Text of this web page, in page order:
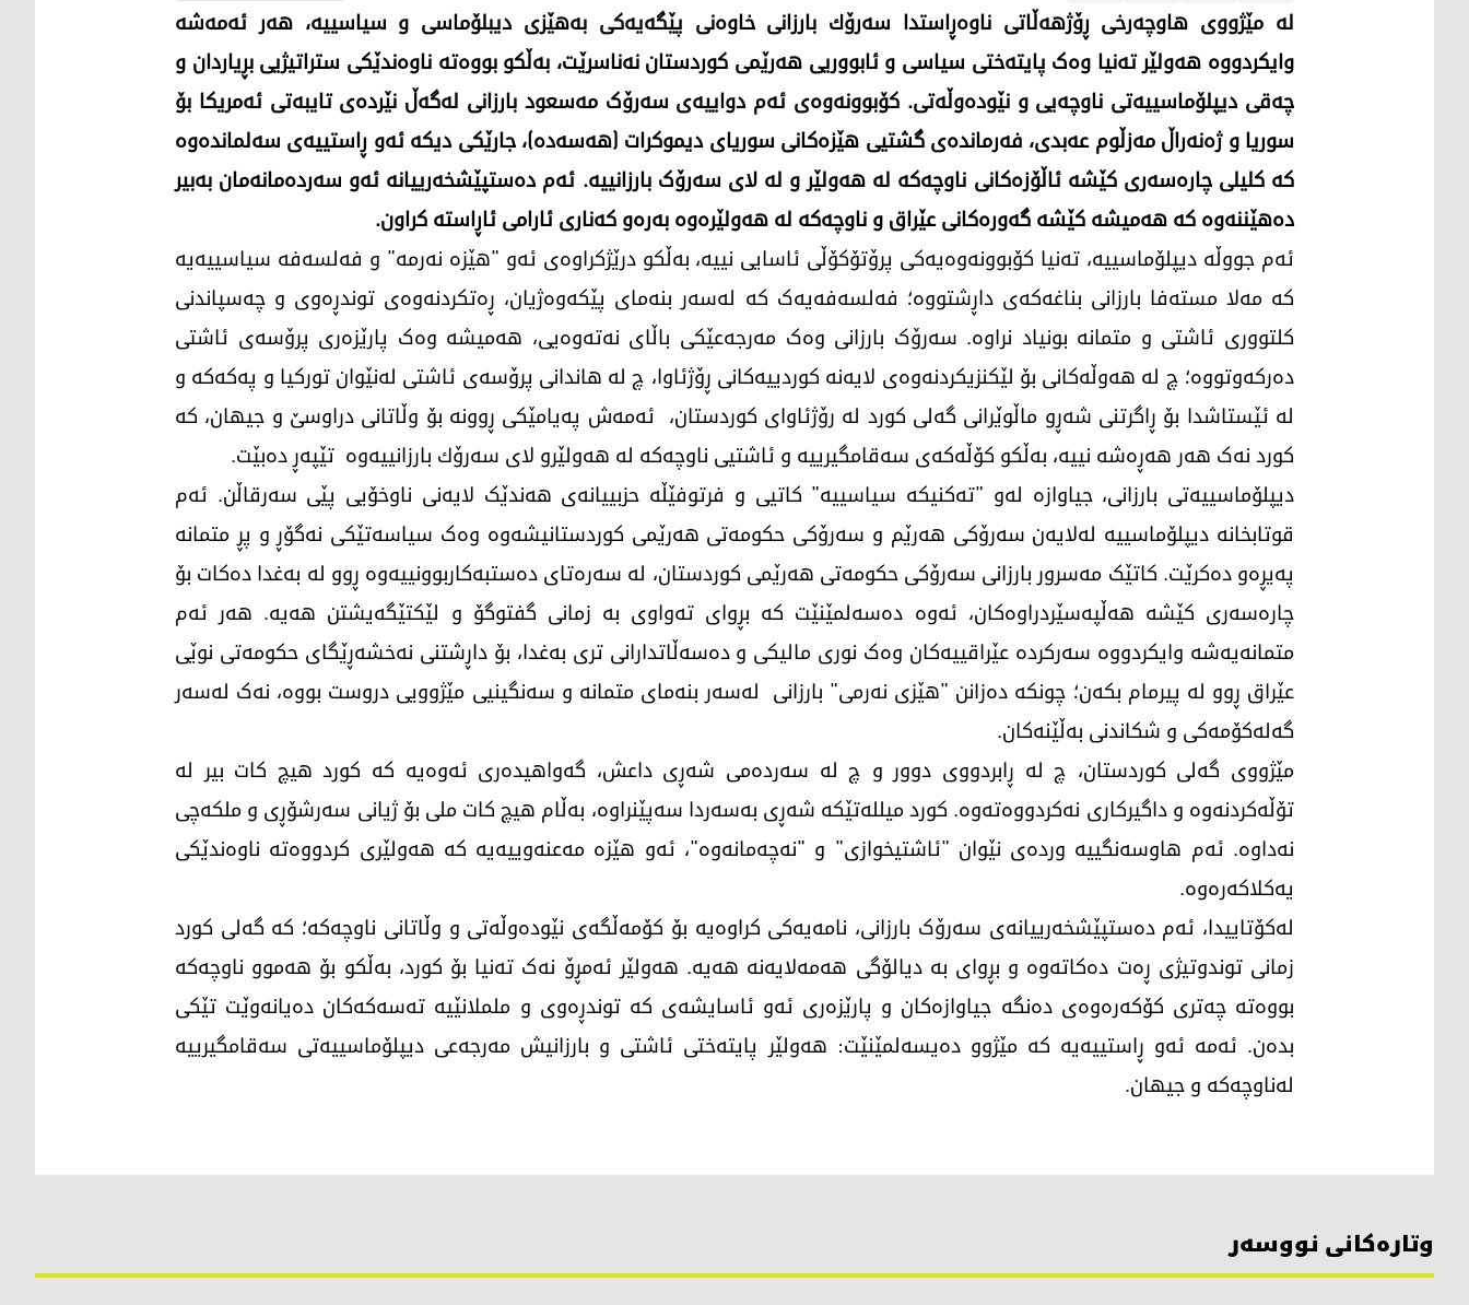
لە مێژووی هاوچەرخی ڕۆژهەڵاتی ناوەڕاستدا سەرۆك بارزانی خاوەنی پێگەیەكی بەهێزی دیبلۆماسی و سیاسییە، هەر ئەمەشە
وایكردووە هەولێر تەنیا وەک پایتەختی سیاسی و ئابووریی هەرێمی کوردستان نەناسرێت، بەڵکو بووەتە ناوەندێکی ستراتیژیی بڕیاردان و
چەقی دیپلۆماسییەتی ناوچەیی و نێودەوڵەتی. کۆبوونەوەی ئەم دواییەی سەرۆک مەسعود بارزانی لەگەڵ نێردەی تایبەتی ئەمریکا بۆ
سوریا و ژەنەراڵ مەزڵوم عەبدی، فەرماندەی گشتیی هێزەکانی سوریای دیموکرات (هەسەدە)، جارێکی دیکە ئەو ڕاستییەی سەلماندەوە
کە کلیلی چارەسەری کێشە ئاڵۆزەکانی ناوچەکە لە هەولێر و لە لای سەرۆک بارزانییە. ئەم دەستپێشخەرییانە ئەو سەردەمانەمان بەبیر
دەهێننەوە کە هەمیشە کێشە گەورەکانی عێراق و ناوچەکە لە هەولێرەوە بەرەو کەناری ئارامی ئاڕاستە کراون.
ئەم جووڵە دیپلۆماسییە، تەنیا کۆبوونەوەیەکی پرۆتۆکۆڵی ئاسایی نییە، بەڵکو درێژکراوەی ئەو "هێزە نەرمە" و فەلسەفە سیاسییەیە
کە مەلا مستەفا بارزانی بناغەکەی داڕشتووە؛ فەلسەفەیەک کە لەسەر بنەمای پێکەوەژیان، ڕەتکردنەوەی توندڕەوی و چەسپاندنی
کلتووری ئاشتی و متمانە بونیاد نراوە. سەرۆک بارزانی وەک مەرجەعێکی باڵای نەتەوەیی، هەمیشە وەک پارێزەری پرۆسەی ئاشتی
دەرکەوتووە؛ چ لە هەوڵەکانی بۆ لێکنزیکردنەوەی لایەنە کوردییەکانی ڕۆژئاوا، چ لە هاندانی پرۆسەی ئاشتی لەنێوان تورکیا و پەکەکە و
لە ئێستاشدا بۆ ڕاگرتنی شەڕو ماڵوێرانی گەلی كورد لە رۆژئاوای كوردستان، ئەمەش پەیامێکی ڕوونە بۆ وڵاتانی دراوسێ و جیهان، کە
کورد نەک هەر هەڕەشە نییە، بەڵکو کۆڵەکەی سەقامگیرییە و ئاشتیی ناوچەکە لە هەولێرو لای سەرۆك بارزانییەوە تێپەڕ دەبێت.
دیپلۆماسییەتی بارزانی، جیاوازە لەو "تەکنیکە سیاسییە" کاتیی و فرتوفێڵە حزبییانەی هەندێک لایەنی ناوخۆیی پێی سەرقاڵن. ئەم
قوتابخانە دیپلۆماسییە لەلایەن سەرۆکی هەرێم و سەرۆکی حکومەتی هەرێمی کوردستانیشەوە وەک سیاسەتێکی نەگۆڕ و پڕ متمانە
پەیڕەو دەکرێت. کاتێک مەسرور بارزانی سەرۆکی حکومەتی هەرێمی کوردستان، لە سەرەتای دەستبەکاربوونییەوە ڕوو لە بەغدا دەکات بۆ
چارەسەری کێشە هەڵپەسێردراوەکان، ئەوە دەسەلمێنێت کە بڕوای تەواوی بە زمانی گفتوگۆ و لێکتێگەیشتن هەیە. هەر ئەم
متمانەیەشە وایکردووە سەرکردە عێراقییەکان وەک نوری مالیکی و دەسەڵاتدارانی تری بەغدا، بۆ داڕشتنی نەخشەڕێگای حکومەتی نوێی
عێراق ڕوو لە پیرمام بکەن؛ چونکە دەزانن "هێزی نەرمی" بارزانی لەسەر بنەمای متمانە و سەنگینیی مێژوویی دروست بووە، نەک لەسەر
گەلەکۆمەکی و شکاندنی بەڵێنەکان.
مێژووی گەلی کوردستان، چ لە ڕابردووی دوور و چ لە سەردەمی شەڕی داعش، گەواهیدەری ئەوەیە کە کورد هیچ کات بیر لە
تۆڵەکردنەوە و داگیرکاری نەکردووەتەوە. کورد میللەتێکە شەڕی بەسەردا سەپێنراوە، بەڵام هیچ کات ملی بۆ ژیانی سەرشۆڕی و ملکەچی
نەداوە. ئەم هاوسەنگییە وردەی نێوان "ئاشتیخوازی" و "نەچەمانەوە"، ئەو هێزە مەعنەوییەیە کە هەولێری کردووەتە ناوەندێکی
یەکلاکەرەوە.
لەکۆتاییدا، ئەم دەستپێشخەرییانەی سەرۆک بارزانی، نامەیەکی کراوەیە بۆ کۆمەڵگەی نێودەوڵەتی و وڵاتانی ناوچەکە؛ کە گەلی کورد
زمانی توندوتیژی ڕەت دەکاتەوە و بڕوای بە دیالۆگی هەمەلایەنە هەیە. هەولێر ئەمڕۆ نەک تەنیا بۆ کورد، بەڵکو بۆ هەموو ناوچەکە
بووەتە چەتری کۆکەرەوەی دەنگە جیاوازەکان و پارێزەری ئەو ئاسایشەی کە توندڕەوی و ململانێیە تەسەکەکان دەیانەوێت تێکی
بدەن. ئەمە ئەو ڕاستییەیە کە مێژوو دەیسەلمێنێت: هەولێر پایتەختی ئاشتی و بارزانیش مەرجەعی دیپلۆماسییەتی سەقامگیرییە
لەناوچەكە و جیهان.
وتارەکانی نووسەر